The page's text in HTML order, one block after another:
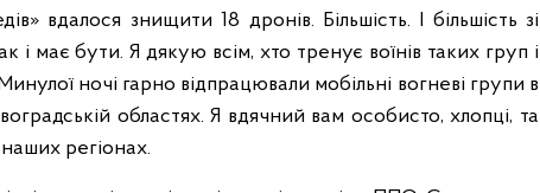
вдалося знищити 18 дронів. Більшість. І більшість зі
має бути. Я дякую всім, хто тренує воїнів таких груп і
ночі гарно відпрацювали мобільні вогневі групи в
областях. Я вдячний вам особисто, хлопці, та
регіонах.